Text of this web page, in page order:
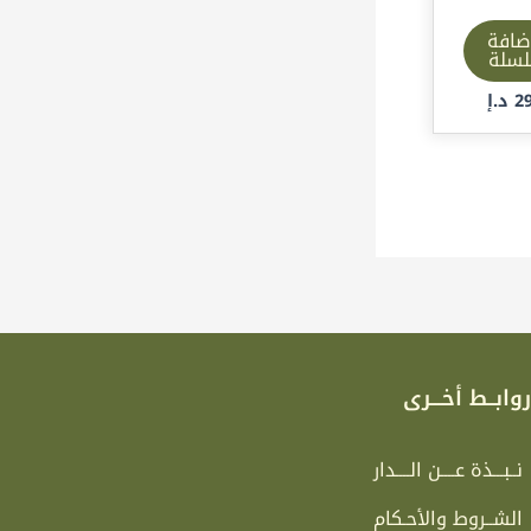
د.إ
روابــط أخـــرى
نــبـــذة عــــن الــــدار
الشــروط والأحـكام